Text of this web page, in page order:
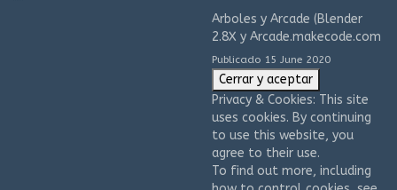
Arboles y Arcade (Blender
2.8X y Arcade.makecode.com
Publicado 15 June 2020
Privacy & Cookies: This site
uses cookies. By continuing
to use this website, you
agree to their use.
To find out more, including